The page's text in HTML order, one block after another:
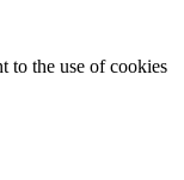
to the use of cookies